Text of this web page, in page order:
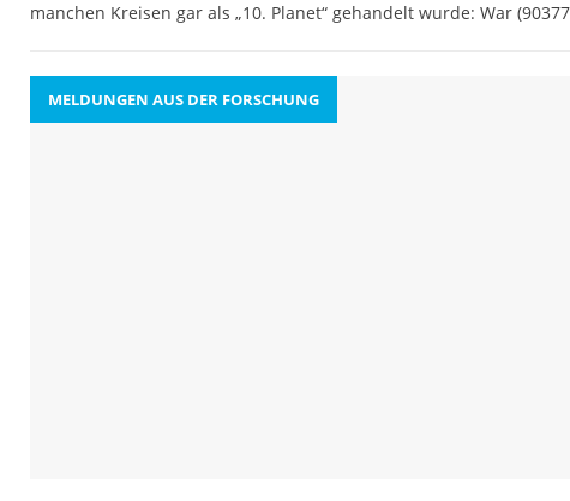
manchen Kreisen gar als „10. Planet“ gehandelt wurde: War
MELDUNGEN AUS DER FORSCHUNG